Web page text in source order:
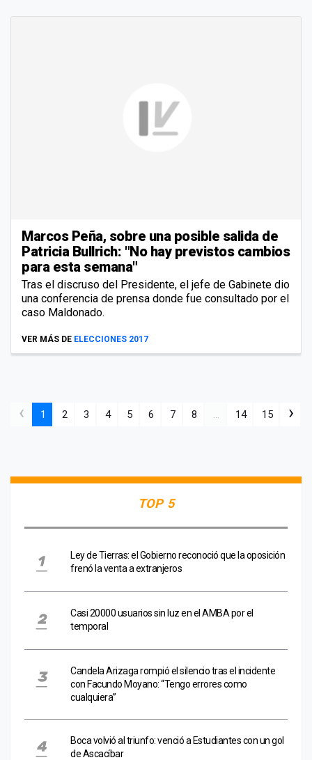
Marcos Peña, sobre una posible salida de
Patricia Bullrich: "No hay previstos cambios
para esta semana"
Tras el discruso del Presidente, el jefe de Gabinete dio
una conferencia de prensa donde fue consultado por el
caso Maldonado.
VER MÁS DE ELECCIONES 2017
‹ 1 2 3 4 5 6 7 8 ... 14 15 ›
TOP 5
Ley de Tierras: el Gobierno reconoció que la oposición
frenó la venta a extranjeros
Casi 20000 usuarios sin luz en el AMBA por el
temporal
Candela Arizaga rompió el silencio tras el incidente
con Facundo Moyano: “Tengo errores como
cualquiera”
Boca volvió al triunfo: venció a Estudiantes con un gol
de Ascacíbar